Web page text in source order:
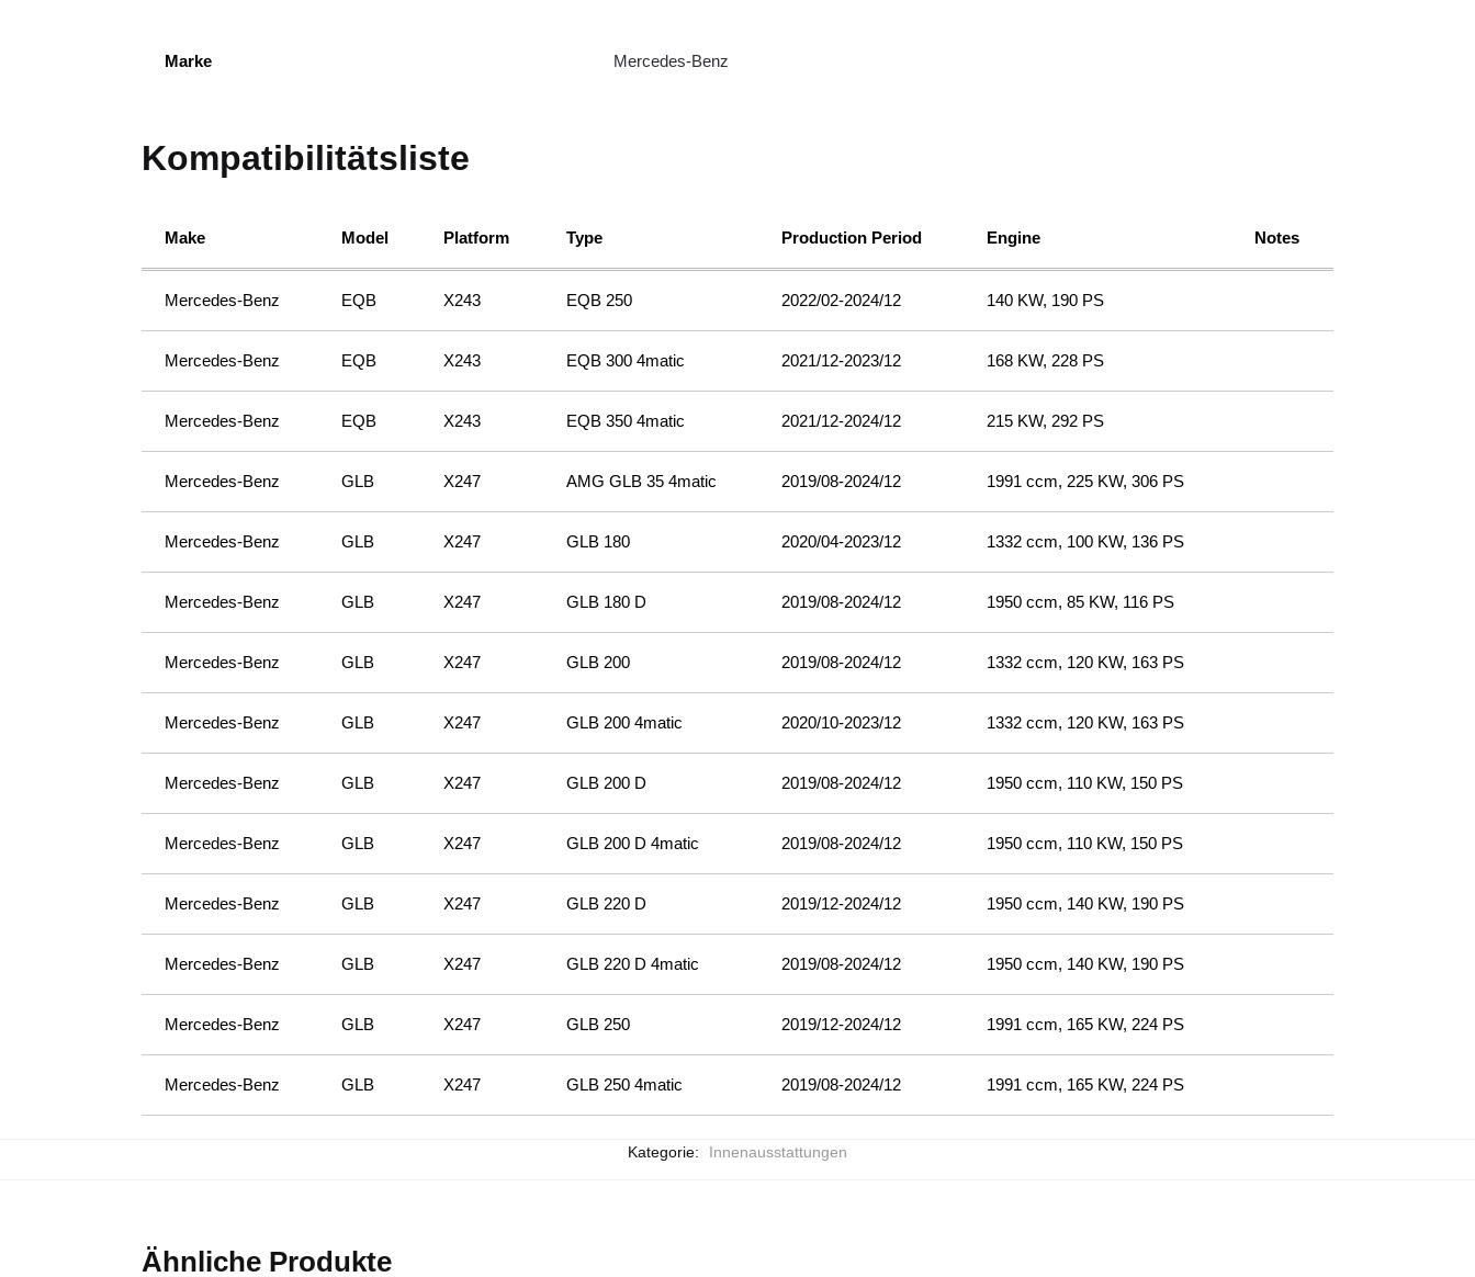
Marke Mercedes-Benz
Kompatibilitätsliste
Make Model Platform Type Production Period Engine Notes
Mercedes-Benz EQB X243 EQB 250 2022/02-2024/12 140 KW, 190 PS
Mercedes-Benz EQB X243 EQB 300 4matic 2021/12-2023/12 168 KW, 228 PS
Mercedes-Benz EQB X243 EQB 350 4matic 2021/12-2024/12 215 KW, 292 PS
Mercedes-Benz GLB X247 AMG GLB 35 4matic 2019/08-2024/12 1991 ccm, 225 KW, 306 PS
Mercedes-Benz GLB X247 GLB 180 2020/04-2023/12 1332 ccm, 100 KW, 136 PS
Mercedes-Benz GLB X247 GLB 180 D 2019/08-2024/12 1950 ccm, 85 KW, 116 PS
Mercedes-Benz GLB X247 GLB 200 2019/08-2024/12 1332 ccm, 120 KW, 163 PS
Mercedes-Benz GLB X247 GLB 200 4matic 2020/10-2023/12 1332 ccm, 120 KW, 163 PS
Mercedes-Benz GLB X247 GLB 200 D 2019/08-2024/12 1950 ccm, 110 KW, 150 PS
Mercedes-Benz GLB X247 GLB 200 D 4matic 2019/08-2024/12 1950 ccm, 110 KW, 150 PS
Mercedes-Benz GLB X247 GLB 220 D 2019/12-2024/12 1950 ccm, 140 KW, 190 PS
Mercedes-Benz GLB X247 GLB 220 D 4matic 2019/08-2024/12 1950 ccm, 140 KW, 190 PS
Mercedes-Benz GLB X247 GLB 250 2019/12-2024/12 1991 ccm, 165 KW, 224 PS
Mercedes-Benz GLB X247 GLB 250 4matic 2019/08-2024/12 1991 ccm, 165 KW, 224 PS
Kategorie: Innenausstattungen
Ähnliche Produkte